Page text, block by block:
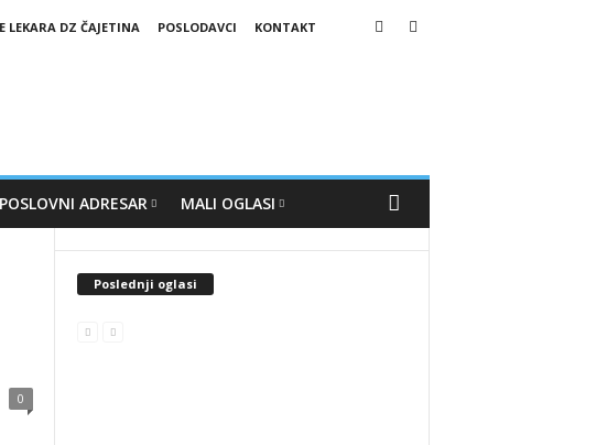
LEKARA DZ ČAJETINA POSLODAVCI
KONTAKT
POSLOVNI ADRESAR MALI OGLASI
0
Poslednji oglasi